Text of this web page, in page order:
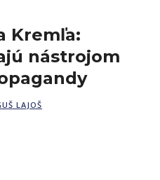
Kremľa:
nástrojom
LAJOŠ